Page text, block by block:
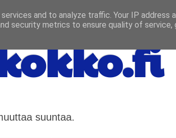
suuntaa.
and to analyze traffic. Your IP address
security metrics to ensure quality of service,